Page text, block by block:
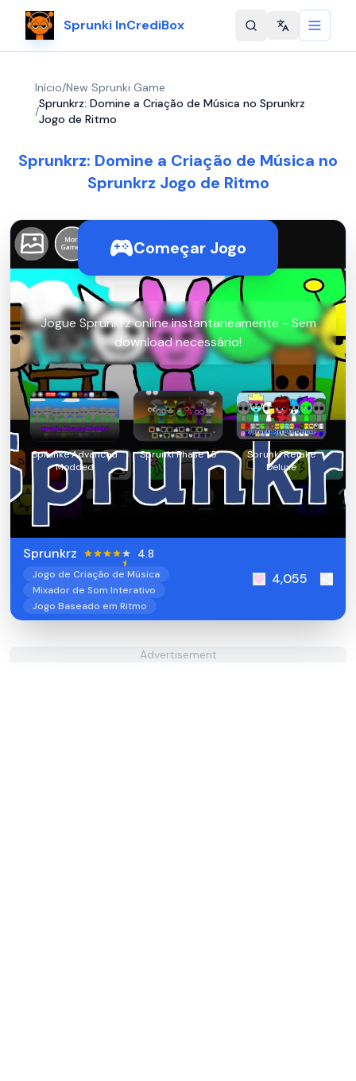
Sprunki InCrediBox Change
Início/New Sprunki Game
/
Sprunkrz: Domine a Criação de Música no Sprunkrz
Jogo de Ritmo
Sprunkrz: Domine a Criação de Música no
Sprunkrz Jogo de Ritmo
Começar Jogo
Jogue Sprunkrz online instantaneamente - Sem
download necessário!
Sprunke Advanced
Modded
Sprunki Phase 1.5
Sprunki Retake
Deluxe
Sprunkrz 4.8
Jogo de Criação de Música
Mixador de Som Interativo
Jogo Baseado em Ritmo
4,055
Advertisement